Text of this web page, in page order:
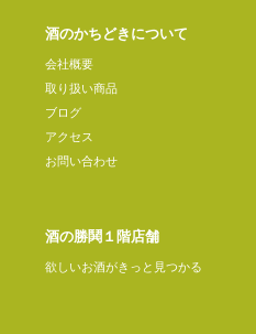
酒のかちどきについて
会社概要
取り扱い商品
ブログ
アクセス
お問い合わせ
酒の勝鬨１階店舗
欲しいお酒がきっと見つかる